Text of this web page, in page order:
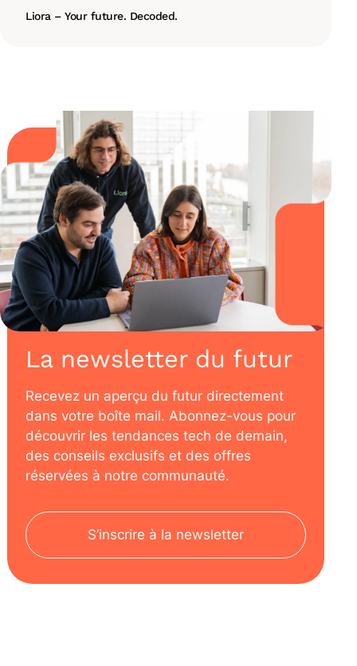
Liora – Your future. Decoded.
La newsletter du futur
Recevez un aperçu du futur directement
dans votre boîte mail. Abonnez-vous pour
découvrir les tendances tech de demain,
des conseils exclusifs et des offres
réservées à notre communauté.
S’inscrire à la newsletter